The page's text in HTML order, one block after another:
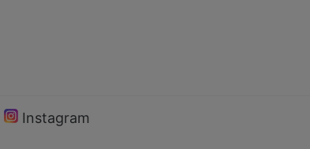
Instagram